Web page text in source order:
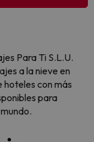
Para Ti S.L.U.
a la nieve en
hoteles con más
para